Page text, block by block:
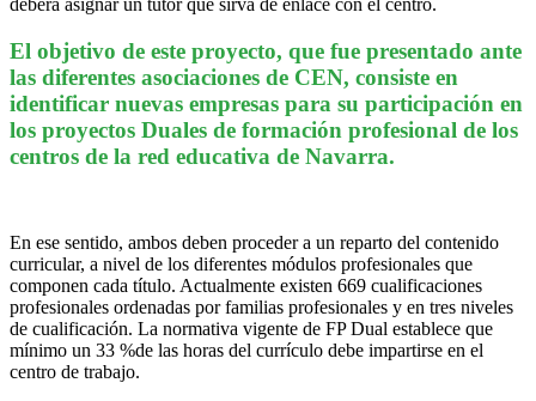
deberá asignar un tutor que sirva de enlace con el centro.
El objetivo de este proyecto, que fue presentado ante
las diferentes asociaciones de CEN, consiste en
identificar nuevas empresas para su participación en
los proyectos Duales de formación profesional de los
centros de la red educativa de Navarra.
En ese sentido, ambos deben proceder a un reparto del contenido
curricular, a nivel de los diferentes módulos profesionales que
componen cada título. Actualmente existen 669 cualificaciones
profesionales ordenadas por familias profesionales y en tres niveles
de cualificación. La normativa vigente de FP Dual establece que
mínimo un 33 %de las horas del currículo debe impartirse en el
centro de trabajo.